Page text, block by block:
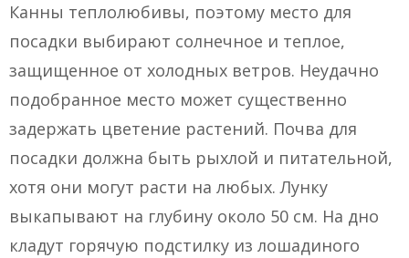
Канны теплолюбивы, поэтому место для
посадки выбирают солнечное и теплое,
защищенное от холодных ветров. Неудачно
подобранное место может существенно
задержать цветение растений. Почва для
посадки должна быть рыхлой и питательной,
хотя они могут расти на любых. Лунку
выкапывают на глубину около 50 см. На дно
кладут горячую подстилку из лошадиного